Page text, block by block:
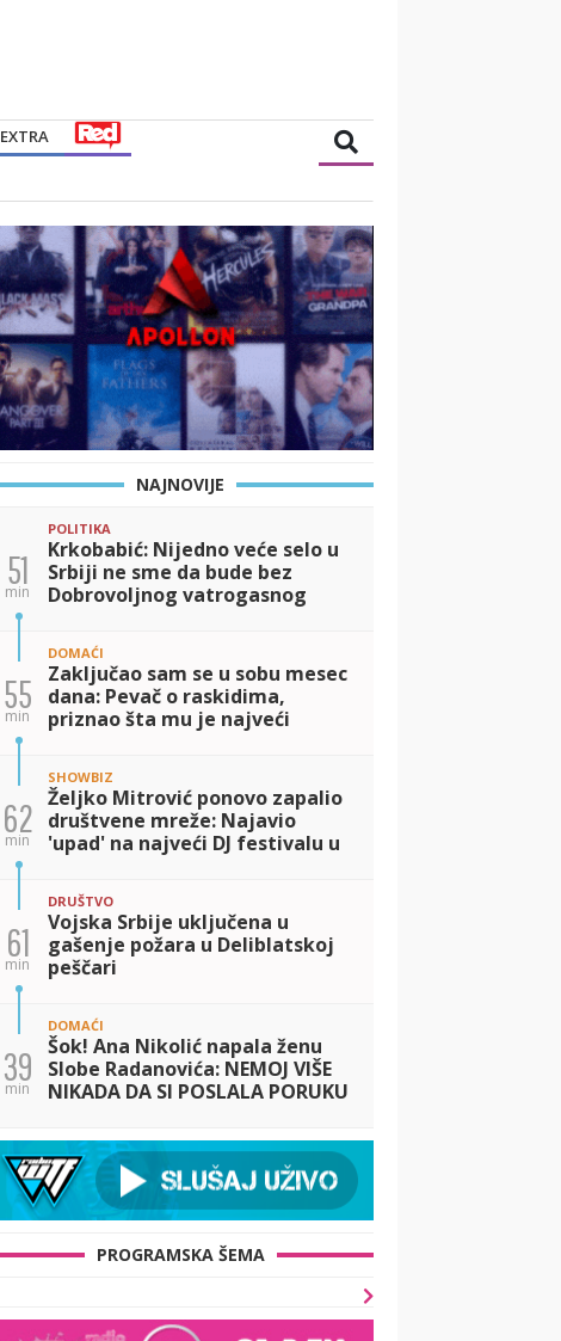
EXTRA
NAJNOVIJE
51
min
POLITIKA
Krkobabić: Nijedno veće selo u
Srbiji ne sme da bude bez
Dobrovoljnog vatrogasnog
55
min
DOMAĆI
Zaključao sam se u sobu mesec
dana: Pevač o raskidima,
priznao šta mu je najveći
62
min
SHOWBIZ
Željko Mitrović ponovo zapalio
društvene mreže: Najavio
'upad' na najveći DJ festivalu u
61
min
DRUŠTVO
Vojska Srbije uključena u
gašenje požara u Deliblatskoj
peščari
39
min
DOMAĆI
Šok! Ana Nikolić napala ženu
Slobe Radanovića: NEMOJ VIŠE
NIKADA DA SI POSLALA PORUKU
PROGRAMSKA ŠEMA